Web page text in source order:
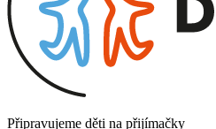
Připravujeme děti na přijímačky